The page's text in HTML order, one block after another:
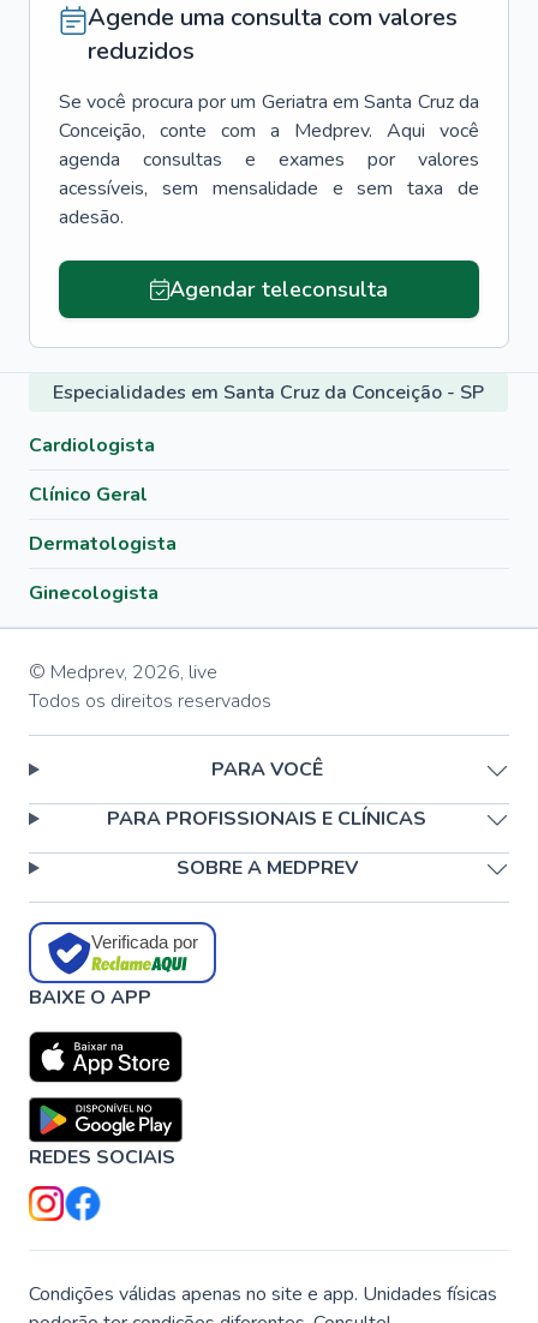
Agende uma consulta com valores
reduzidos
Se você procura por um Geriatra em Santa Cruz da
Conceição, conte com a Medprev. Aqui você
agenda consultas e exames por valores
acessíveis, sem mensalidade e sem taxa de
adesão.
Agendar teleconsulta
Especialidades em Santa Cruz da Conceição - SP
Cardiologista
Clínico Geral
Dermatologista
Ginecologista
© Medprev, 2026, live
Todos os direitos reservados
PARA VOCÊ
PARA PROFISSIONAIS E CLÍNICAS
SOBRE A MEDPREV
Verificada por
BAIXE O APP
REDES SOCIAIS
Condições válidas apenas no site e app. Unidades físicas